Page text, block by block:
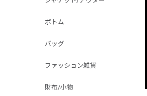
ボトム
バッグ
ファッション雑貨
財布/小物
別注限定 フード付き チェックシャツジャケット